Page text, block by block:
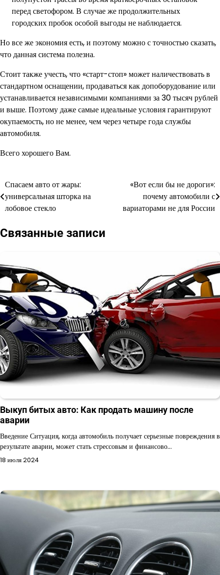
перед светофором. В случае же продолжительных
городских пробок особой выгоды не наблюдается.
Но все же экономия есть, и поэтому можно с точностью сказать,
что данная система полезна.
Стоит также учесть, что «старт-стоп» может наличествовать в
стандартном оснащении, продаваться как допоборудование или
устанавливается независимыми компаниями за 30 тысяч рублей
и выше. Поэтому даже самые идеальные условия гарантируют
окупаемость, но не менее, чем через четыре года службы
автомобиля.
Всего хорошего Вам.
Навигация
по
Спасаем авто от жары:
универсальная шторка на
лобовое стекло
«Вот если бы не дороги»:
почему автомобили с
вариаторами не для России
Связанные записи
Выкуп битых авто: Как продать машину после
аварии
Введение Ситуация, когда автомобиль получает серьезные повреждения в
результате аварии, может стать стрессовым и финансово…
18 июля 2024